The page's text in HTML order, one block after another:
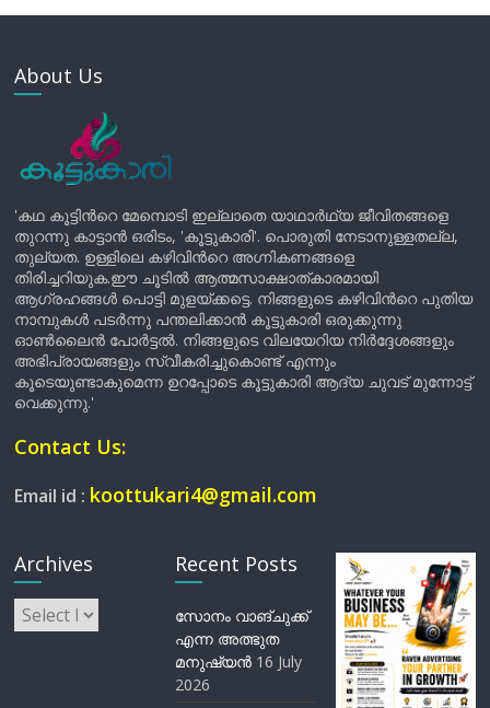
About Us
'കഥ കൂട്ടിന്‍റെ മേമ്പൊടി ഇല്ലാതെ യാഥാർഥ്യ ജീവിതങ്ങളെ
തുറന്നു കാട്ടാൻ ഒരിടം, 'കൂട്ടുകാരി'. പൊരുതി നേടാനുള്ളതല്ല,
തുല്യത. ഉള്ളിലെ കഴിവിന്‍റെ അഗ്നികണങ്ങളെ
തിരിച്ചറിയുക.ഈ ചൂടിൽ ആത്മസാക്ഷാത്കാരമായി
ആഗ്രഹങ്ങൾ പൊട്ടി മുളയ്ക്കട്ടെ. നിങ്ങളുടെ കഴിവിന്‍റെ പുതിയ
നാമ്പുകൾ പടർന്നു പന്തലിക്കാൻ കൂട്ടുകാരി ഒരുക്കുന്നു
ഓൺലൈൻ പോർട്ടൽ. നിങ്ങളുടെ വിലയേറിയ നിർദ്ദേശങ്ങളും
അഭിപ്രായങ്ങളും സ്വീകരിച്ചുകൊണ്ട് എന്നും
കൂടെയുണ്ടാകുമെന്ന ഉറപ്പോടെ കൂട്ടുകാരി ആദ്യ ചുവട് മുന്നോട്ട്
വെക്കുന്നു.'
Contact Us:
Email id : koottukari4@gmail.com
Archives
Archives
Recent Posts
സോനം വാങ്ചുക്ക്
എന്ന അത്ഭുത
മനുഷ്യന്‍ 16 July
2026